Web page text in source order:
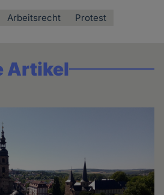
Arbeitsrecht Protest
Artikel